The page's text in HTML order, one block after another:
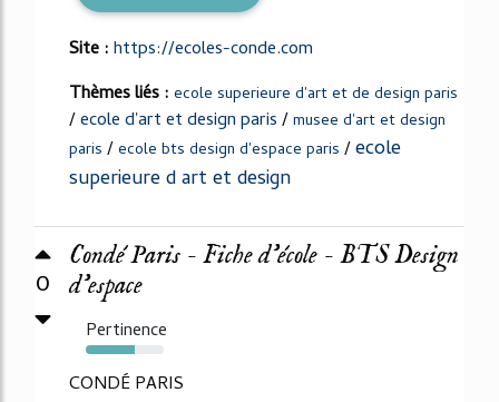
Site :https://ecoles-conde.com
Thèmes liés : ecole superieure d'art et de design paris
/ecole d'art et design paris/musee d'art et design
paris /ecole bts design d'espace paris /ecole
superieure d art et design
0
Condé Paris - Fiche d'école - BTS Design
d'espace
Pertinence
63%
CONDÉ PARIS